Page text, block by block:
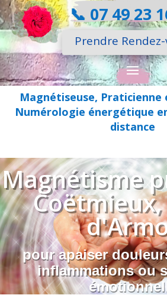
📞 07 49 23
Prendre
Magnétiseuse, Praticienne
Numérologie énergétique
distance
Magnétisme
pour apaiser
inflammations ou